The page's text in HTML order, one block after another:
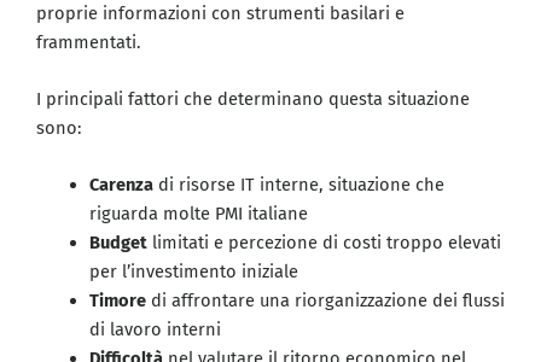
proprie informazioni con strumenti basilari e
frammentati.
I principali fattori che determinano questa situazione
sono:
Carenzadi risorse IT interne, situazione che
riguarda molte PMI italiane
Budgetlimitati e percezione di costi troppo elevati
per l’investimento iniziale
Timoredi affrontare una riorganizzazione dei flussi
di lavoro interni